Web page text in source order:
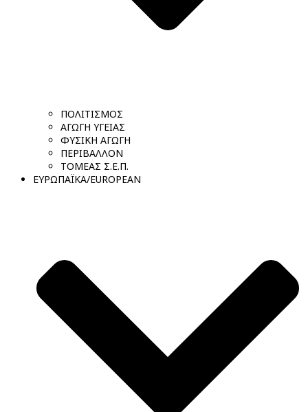
ΠΟΛΙΤΙΣΜΟΣ
ΑΓΩΓΗ ΥΓΕΙΑΣ
ΦΥΣΙΚΗ ΑΓΩΓΗ
ΠΕΡΙΒΑΛΛΟΝ
ΤΟΜΕΑΣ Σ.Ε.Π.
ΕΥΡΩΠΑΪΚΑ/EUROPEAN